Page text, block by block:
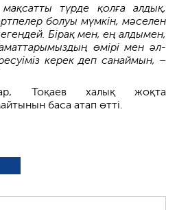
түрде қолға алдық,
болуы мүмкін, мәселен
Бірақ мен, ең алдымен,
өмірі мен әл-
керек деп санаймын, –
Тоқаев халық жоқта
баса атап өтті.